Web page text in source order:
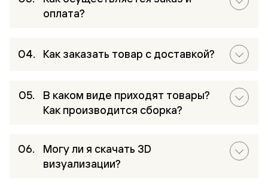
оплата?
Как заказать товар с доставкой?
В каком виде приходят товары?
Как производится сборка?
Могу ли я скачать 3D
визуализации?